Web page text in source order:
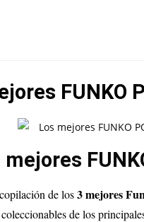
FUNKO
mejores
de los3 mejores
de los